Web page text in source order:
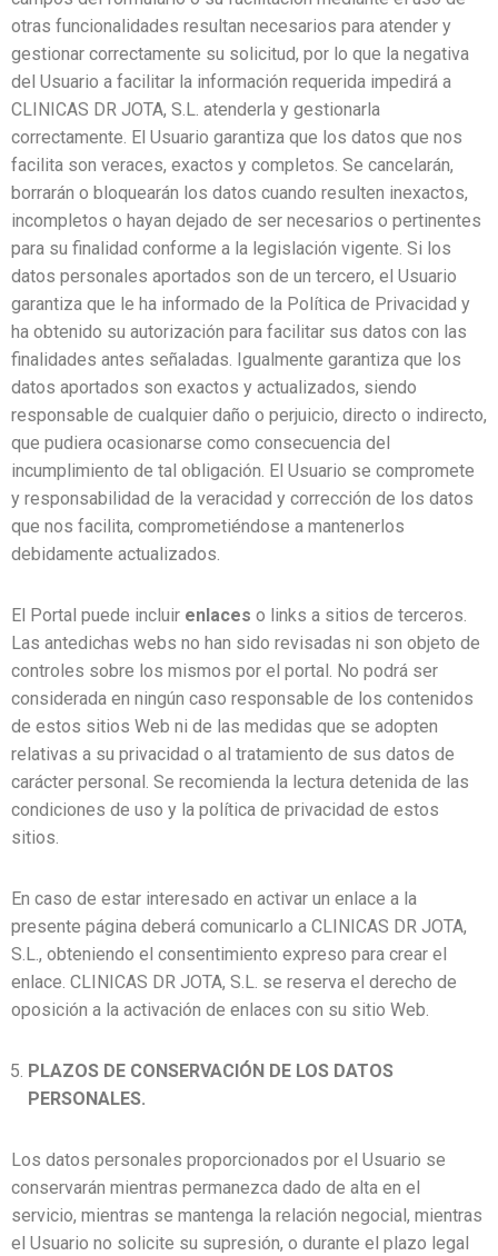
otras funcionalidades resultan necesarios para atender y
gestionar correctamente su solicitud, por lo que la negativa
del Usuario a facilitar la información requerida impedirá a
CLINICAS DR JOTA, S.L. atenderla y gestionarla
correctamente. El Usuario garantiza que los datos que nos
facilita son veraces, exactos y completos. Se cancelarán,
borrarán o bloquearán los datos cuando resulten inexactos,
incompletos o hayan dejado de ser necesarios o pertinentes
para su finalidad conforme a la legislación vigente. Si los
datos personales aportados son de un tercero, el Usuario
garantiza que le ha informado de la Política de Privacidad y
ha obtenido su autorización para facilitar sus datos con las
finalidades antes señaladas. Igualmente garantiza que los
datos aportados son exactos y actualizados, siendo
responsable de cualquier daño o perjuicio, directo o indirecto,
que pudiera ocasionarse como consecuencia del
incumplimiento de tal obligación. El Usuario se compromete
y responsabilidad de la veracidad y corrección de los datos
que nos facilita, comprometiéndose a mantenerlos
debidamente actualizados.
El Portal puede incluir enlaces o links a sitios de terceros.
Las antedichas webs no han sido revisadas ni son objeto de
controles sobre los mismos por el portal. No podrá ser
considerada en ningún caso responsable de los contenidos
de estos sitios Web ni de las medidas que se adopten
relativas a su privacidad o al tratamiento de sus datos de
carácter personal. Se recomienda la lectura detenida de las
condiciones de uso y la política de privacidad de estos
sitios.
En caso de estar interesado en activar un enlace a la
presente página deberá comunicarlo a CLINICAS DR JOTA,
S.L., obteniendo el consentimiento expreso para crear el
enlace. CLINICAS DR JOTA, S.L. se reserva el derecho de
oposición a la activación de enlaces con su sitio Web.
PLAZOS DE CONSERVACIÓN DE LOS DATOS
PERSONALES.
Los datos personales proporcionados por el Usuario se
conservarán mientras permanezca dado de alta en el
servicio, mientras se mantenga la relación negocial, mientras
el Usuario no solicite su supresión, o durante el plazo legal